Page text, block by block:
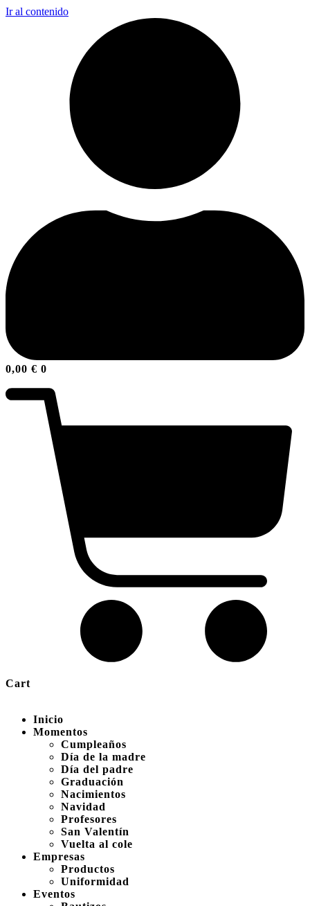
Ir al contenido
0,00 € 0
Cart
Inicio
Momentos
Cumpleaños
Día de la madre
Día del padre
Graduación
Nacimientos
Navidad
Profesores
San Valentín
Vuelta al cole
Empresas
Productos
Uniformidad
Eventos